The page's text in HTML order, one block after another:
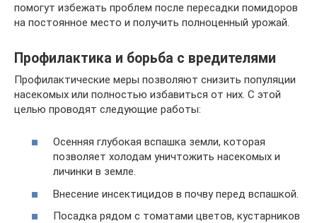
помогут избежать проблем после пересадки помидоров
на постоянное место и получить полноценный урожай.
Профилактика и борьба с вредителями
Профилактические меры позволяют снизить популяции
насекомых или полностью избавиться от них. С этой
целью проводят следующие работы:
Осенняя глубокая вспашка земли, которая
позволяет холодам уничтожить насекомых и
личинки в земле.
Внесение инсектицидов в почву перед вспашкой.
Посадка рядом с томатами цветов, кустарников